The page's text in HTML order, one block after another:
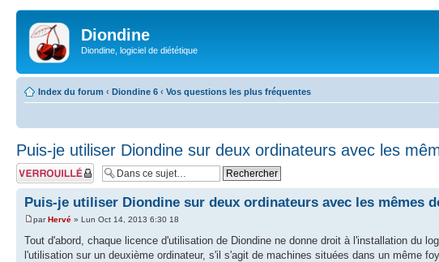
Diondine
Diondine, logiciel de diététique
Index du forum ‹ Diondine 6 ‹ Vos questions les plus fréquentes
Puis-je utiliser Diondine sur deux ordinateurs avec les
Sujet verrouillé
Puis-je utiliser Diondine sur deux ordinateurs avec les mêmes
parHervé » Lun Oct 14, 2013 6:30 18
Tout d'abord, chaque licence d'utilisation de Diondine ne donne droit à l'installation du
l'utilisation sur un deuxième ordinateur, s'il s'agit de machines situées dans un même